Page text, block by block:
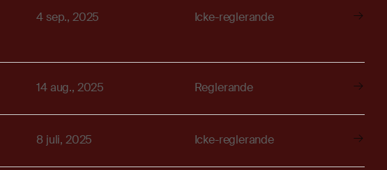
4 sep., 2025 Icke-reglerande
14 aug., 2025 Reglerande
8 juli, 2025 Icke-reglerande